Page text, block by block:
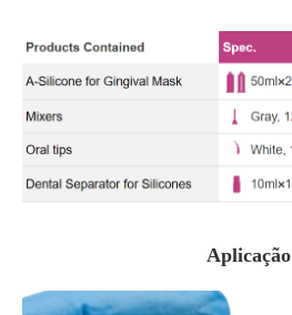
Aplicação